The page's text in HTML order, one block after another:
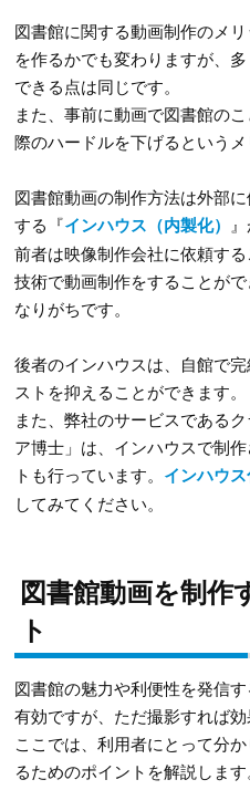
図書館に関する動画制作のメ
を作るかでも変わりますが、
できる点は同じです。
また、事前に動画で図書館の
際のハードルを下げるというメ
図書館動画の制作方法は外部
する『インハウス（内製化）
前者は映像制作会社に依頼す
技術で動画制作をすることが
なりがちです。
後者のインハウスは、自館で
ストを抑えることができます。
また、弊社のサービスである
ア博士」は、インハウスで制
トも行っています。 インハウ
してみてください。
図書館動画を制作
ト
図書館の魅力や利便性を発信
有効ですが、ただ撮影すれば
ここでは、利用者にとって分
るためのポイントを解説します